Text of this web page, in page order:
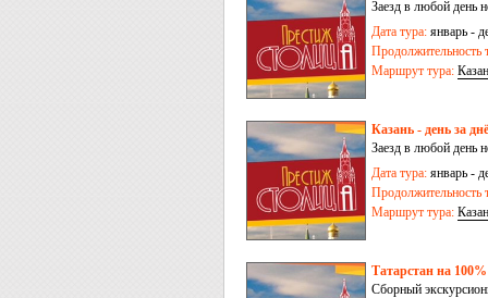
Заезд в любой день
Дата тура: январь -
Продолжительность
Маршрут тура:
Казань - день за
Заезд в любой день
Дата тура: январь -
Продолжительность
Маршрут тура:
Татарстан на
Сборный